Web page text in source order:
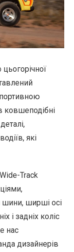
ковшеподібні
які
Track
шини, ширші осі
і задніх коліс
нас
дизайнерів